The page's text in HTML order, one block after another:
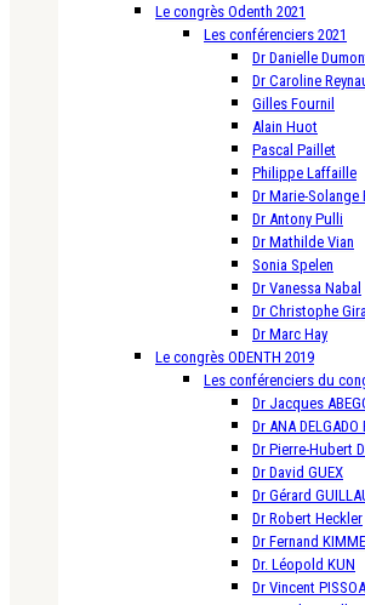
Le congrès Odenth 2021
Les conférenciers 2021
Dr Danielle
Dr Caroline
Gilles Fournil
Alain Huot
Pascal Paillet
Philippe Laffaille
Dr Marie-Solange
Dr Antony Pulli
Dr Mathilde Vian
Sonia Spelen
Dr Vanessa Nabal
Dr Christophe
Dr Marc Hay
Le congrès ODENTH 2019
Les conférenciers du
Dr Jacques
Dr ANA DELGADO
Dr Pierre-Hubert
Dr David GUEX
Dr Gérard
Dr Robert Heckler
Dr Fernand
Dr. Léopold KUN
Dr Vincent